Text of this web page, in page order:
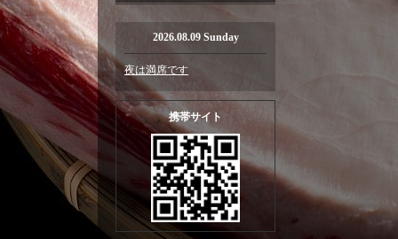
2026.08.09 Sunday
夜は満席です
携帯サイト